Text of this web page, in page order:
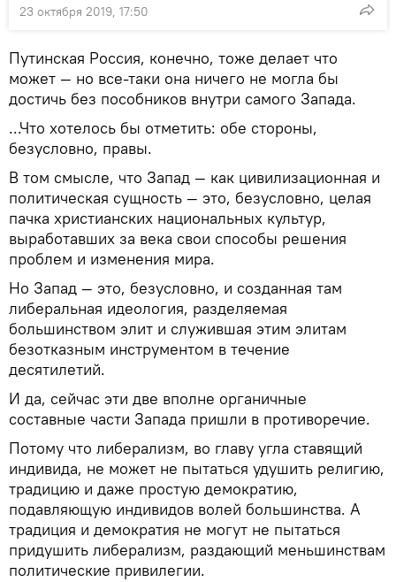
23 октября 2019, 17:50
Путинская Россия, конечно, тоже делает что
может — но все-таки она ничего не могла бы
достичь без пособников внутри самого Запада.
...Что хотелось бы отметить: обе стороны,
безусловно, правы.
В том смысле, что Запад — как цивилизационная и
политическая сущность — это, безусловно, целая
пачка христианских национальных культур,
выработавших за века свои способы решения
проблем и изменения мира.
Но Запад — это, безусловно, и созданная там
либеральная идеология, разделяемая
большинством элит и служившая этим элитам
безотказным инструментом в течение
десятилетий.
И да, сейчас эти две вполне органичные
составные части Запада пришли в противоречие.
Потому что либерализм, во главу угла ставящий
индивида, не может не пытаться удушить религию,
традицию и даже простую демократию,
подавляющую индивидов волей большинства. А
традиция и демократия не могут не пытаться
придушить либерализм, раздающий меньшинствам
политические привилегии.